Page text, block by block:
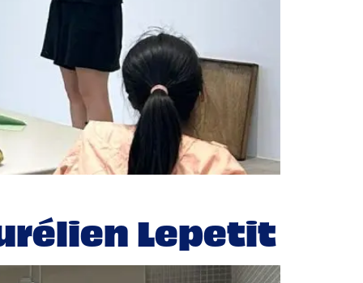
Lepetit